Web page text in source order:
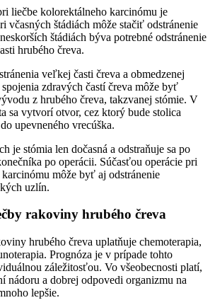
liečbe kolorektálneho karcinómu je
včasných štádiách môže stačiť odstránenie
štádiách býva potrebné odstránenie
hrubého čreva.
veľkej časti čreva a obmedzenej
zdravých častí čreva môže byť
z hrubého čreva, takzvanej stómie. V
sa vytvorí otvor, cez ktorý bude stolica
upevneného vrecúška.
je stómia len dočasná a odstraňuje sa po
po operácii. Súčasťou operácie pri
môže byť aj odstránenie
uzlín.
rakoviny hrubého čreva
hrubého čreva uplatňuje chemoterapia,
Prognóza je v prípade tohto
záležitosťou. Vo všeobecnosti platí,
nádoru a dobrej odpovedi organizmu na
lepšie.